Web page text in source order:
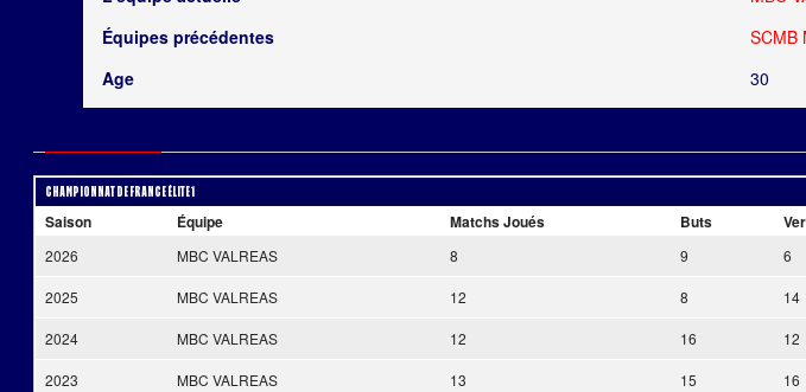
Équipes précédentes
SCMB
Age
30
Championnat de France Élite 1
Saison Équipe Matchs Joués Buts
2026 MBC VALREAS 8 9 6
2025 MBC VALREAS 12 8 14
2024 MBC VALREAS 12 16 12
2023 MBC VALREAS 13 15 16